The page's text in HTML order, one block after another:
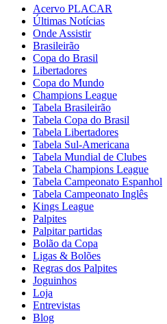
Acervo PLACAR
Últimas Notícias
Onde Assistir
Brasileirão
Copa do Brasil
Libertadores
Copa do Mundo
Champions League
Tabela Brasileirão
Tabela Copa do Brasil
Tabela Libertadores
Tabela Sul-Americana
Tabela Mundial de Clubes
Tabela Champions League
Tabela Campeonato Espanhol
Tabela Campeonato Inglês
Kings League
Palpites
Palpitar partidas
Bolão da Copa
Ligas & Bolões
Regras dos Palpites
Joguinhos
Loja
Entrevistas
Blog